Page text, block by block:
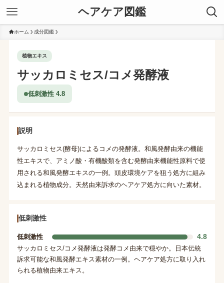
ヘアケア図鑑
ホーム 成分図鑑
植物エキス
サッカロミセス/コメ発酵液
低刺激性 4.8
説明
サッカロミセス(酵母)によるコメの発酵液。和風発酵由来の機能
性エキスで、アミノ酸・有機酸類を含む発酵由来機能性原料で使
用される和風発酵エキスの一例。頭皮環境ケアを狙う処方に組み
込まれる植物成分。天然由来訴求のヘアケア処方に向いた素材。
低刺激性
低刺激性 4.8
サッカロミセス/コメ発酵液は発酵コメ由来で穏やか。日本伝統
訴求可能な和風発酵エキス素材の一例。ヘアケア処方に取り入れ
られる植物由来エキス。